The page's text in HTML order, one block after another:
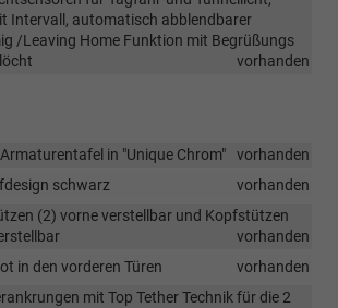
Intervall, automatisch abblendbarer
/Leaving Home Funktion mit Begrüßungs
vorhanden
in "Unique Chrom"
vorhanden
schwarz
vorhanden
(2) vorne verstellbar und Kopfstützen
vorhanden
in den vorderen Türen
vorhanden
mit Top Tether Technik für die 2